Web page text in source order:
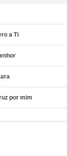
a Ti
por mim